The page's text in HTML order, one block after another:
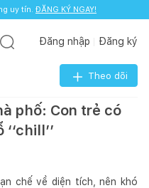
uy tín. ĐĂNG KÝ NGAY!
Đăng nhập Đăng ký
Theo dõi
phố: Con trẻ có
chế về diện tích, nên khó